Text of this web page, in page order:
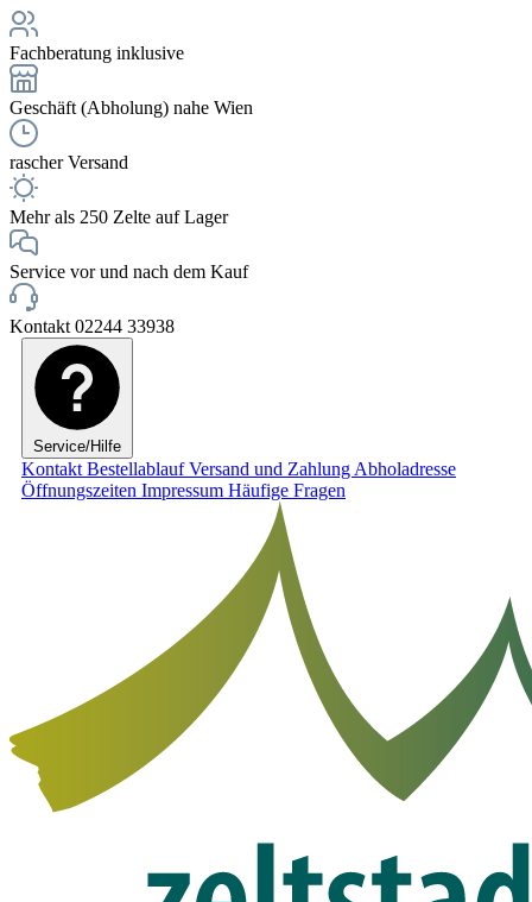
Fachberatung inklusive
Geschäft (Abholung) nahe Wien
rascher Versand
Mehr als 250 Zelte auf Lager
Service vor und nach dem Kauf
Kontakt 02244 33938
Service/Hilfe
Kontakt BestellablaufVersand und Zahlung Abholadresse
Öffnungszeiten Impressum Häufige Fragen